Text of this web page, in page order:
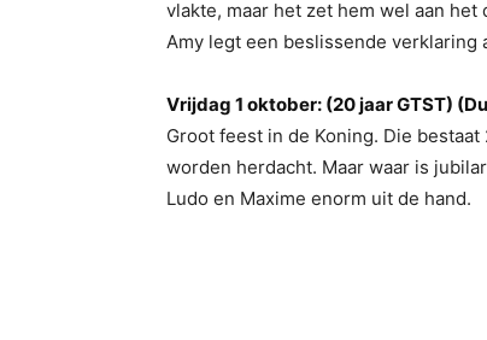
vlakte, maar het zet hem wel aan
Amy legt een beslissende
Vrijdag 1 oktober: (20 jaar GTST)
Groot feest in de Koning. Die
worden herdacht. Maar waar is
Ludo en Maxime enorm uit de hand.